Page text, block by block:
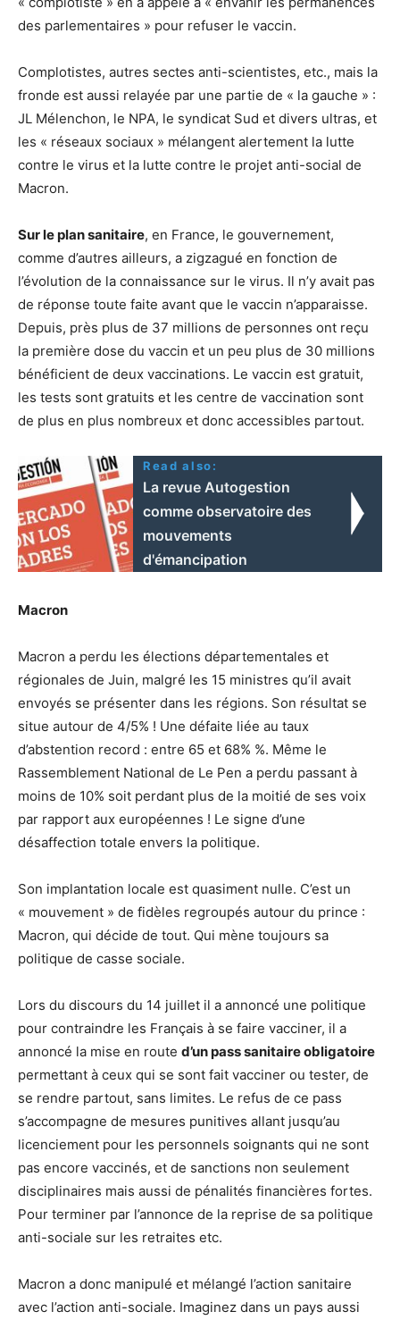
des parlementaires » pour refuser le vaccin.
Complotistes, autres sectes anti-scientistes, etc., mais la
fronde est aussi relayée par une partie de « la gauche » :
JL Mélenchon, le NPA, le syndicat Sud et divers ultras, et
les « réseaux sociaux » mélangent alertement la lutte
contre le virus et la lutte contre le projet anti-social de
Macron.
Sur le plan sanitaire, en France, le gouvernement,
comme d’autres ailleurs, a zigzagué en fonction de
l’évolution de la connaissance sur le virus. Il n’y avait pas
de réponse toute faite avant que le vaccin n’apparaisse.
Depuis, près plus de 37 millions de personnes ont reçu
la première dose du vaccin et un peu plus de 30 millions
bénéficient de deux vaccinations. Le vaccin est gratuit,
les tests sont gratuits et les centre de vaccination sont
de plus en plus nombreux et donc accessibles partout.
Read also:
La revue Autogestion
comme observatoire des
mouvements
d'émancipation
Macron
Macron a perdu les élections départementales et
régionales de Juin, malgré les 15 ministres qu’il avait
envoyés se présenter dans les régions. Son résultat se
situe autour de 4/5% ! Une défaite liée au taux
d’abstention record : entre 65 et 68% %. Même le
Rassemblement National de Le Pen a perdu passant à
moins de 10% soit perdant plus de la moitié de ses voix
par rapport aux européennes ! Le signe d’une
désaffection totale envers la politique.
Son implantation locale est quasiment nulle. C’est un
« mouvement » de fidèles regroupés autour du prince :
Macron, qui décide de tout. Qui mène toujours sa
politique de casse sociale.
Lors du discours du 14 juillet il a annoncé une politique
pour contraindre les Français à se faire vacciner, il a
annoncé la mise en route d’un pass sanitaire obligatoire
permettant à ceux qui se sont fait vacciner ou tester, de
se rendre partout, sans limites. Le refus de ce pass
s’accompagne de mesures punitives allant jusqu’au
licenciement pour les personnels soignants qui ne sont
pas encore vaccinés, et de sanctions non seulement
disciplinaires mais aussi de pénalités financières fortes.
Pour terminer par l’annonce de la reprise de sa politique
anti-sociale sur les retraites etc.
Macron a donc manipulé et mélangé l’action sanitaire
avec l’action anti-sociale. Imaginez dans un pays aussi